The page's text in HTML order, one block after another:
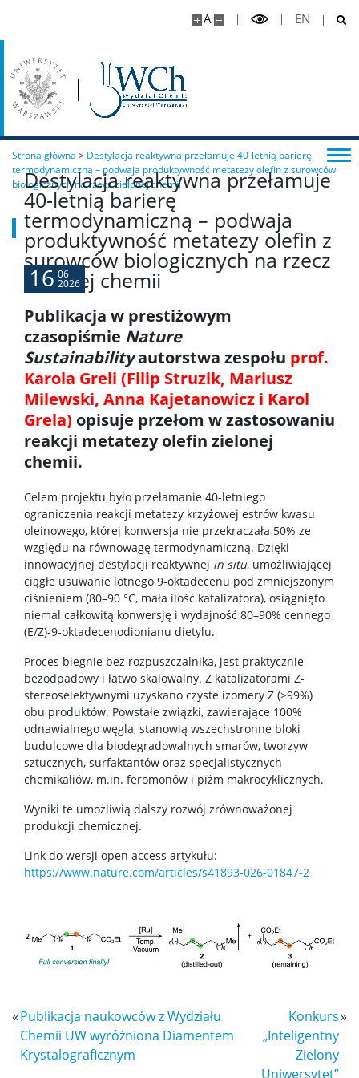
A EN
Chemia stosowana II stopnia
Master Studies in Chemistry in English (EN)
Chemia medyczna II stopnia
Radiogenomika II stopnia
Studia w ramach MISMaP
Studia podyplomowe
Dziekanat Studencki
Pełnomocniczka ds. osób ze specjalnymi
potrzebami edukacyjnymi
Sprawy socjalne/Stypendia
Samorząd Studencki
Praktyki Studenckie
Program ERASMUS+
Program MOST
Koła naukowe
Oprogramowanie
STUDENT STUDENTOWI
Doktoranci
Szkoła Doktorska Nauk Ścisłych i Przyrodniczych
Studia doktoranckie
RadFarm
Strona główna > Destylacja reaktywna przełamuje 40-letnią barierę
termodynamiczną – podwaja produktywność metatezy olefin z surowców
biologicznych na rzecz zielonej chemii
Destylacja reaktywna przełamuje
40-letnią barierę
termodynamiczną – podwaja
produktywność metatezy olefin z
surowców biologicznych na rzecz
zielonej chemii
16 06
2026
Publikacja w prestiżowym
czasopiśmie Nature
Sustainabilityautorstwa zespołu prof.
Karola Greli (Filip Struzik, Mariusz
Milewski, Anna Kajetanowicz i Karol
Grela) opisuje przełom w zastosowaniu
reakcji metatezy olefin zielonej
chemii.
Celem projektu było przełamanie 40-letniego
ograniczenia reakcji metatezy krzyżowej estrów kwasu
oleinowego, której konwersja nie przekraczała 50% ze
względu na równowagę termodynamiczną. Dzięki
innowacyjnej destylacji reaktywnej in situ, umożliwiającej
ciągłe usuwanie lotnego 9-oktadecenu pod zmniejszonym
ciśnieniem (80–90 °C, mała ilość katalizatora), osiągnięto
niemal całkowitą konwersję i wydajność 80–90% cennego
(E/Z)-9-oktadecenodionianu dietylu.
Proces biegnie bez rozpuszczalnika, jest praktycznie
bezodpadowy i łatwo skalowalny. Z katalizatorami Z-
stereoselektywnymi uzyskano czyste izomery Z (>99%)
obu produktów. Powstałe związki, zawierające 100%
odnawialnego węgla, stanowią wszechstronne bloki
budulcowe dla biodegradowalnych smarów, tworzyw
sztucznych, surfaktantów oraz specjalistycznych
chemikaliów, m.in. feromonów i piżm makrocyklicznych.
Wyniki te umożliwią dalszy rozwój zrównoważonej
produkcji chemicznej.
Link do wersji open access artykułu:
https://www.nature.com/articles/s41893-026-01847-2
«Publikacja naukowców z Wydziału
Chemii UW wyróżniona Diamentem
Krystalograficznym
Konkurs
„Inteligentny
Zielony
Uniwersytet”
»